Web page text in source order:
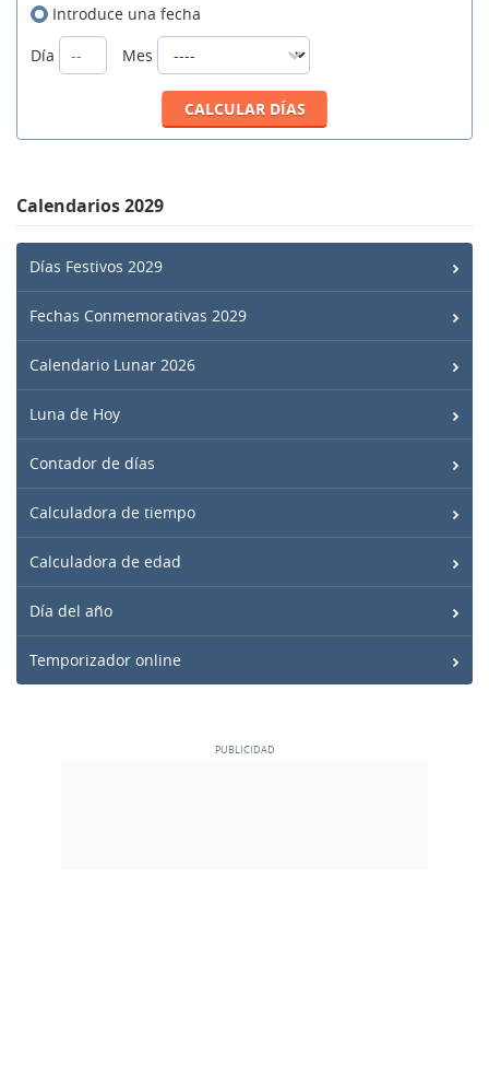
Introduce una fecha
Día
Mes
Calendarios 2029
Días Festivos 2029
Fechas Conmemorativas 2029
Calendario Lunar 2026
Luna de Hoy
Contador de días
Calculadora de tiempo
Calculadora de edad
Día del año
Temporizador online